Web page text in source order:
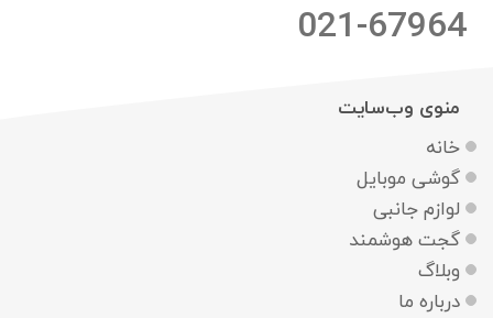
021-67964
منوی وب‌سایت
خانه
گوشی موبایل
لوازم جانبی
گجت هوشمند
وبلاگ
درباره ما